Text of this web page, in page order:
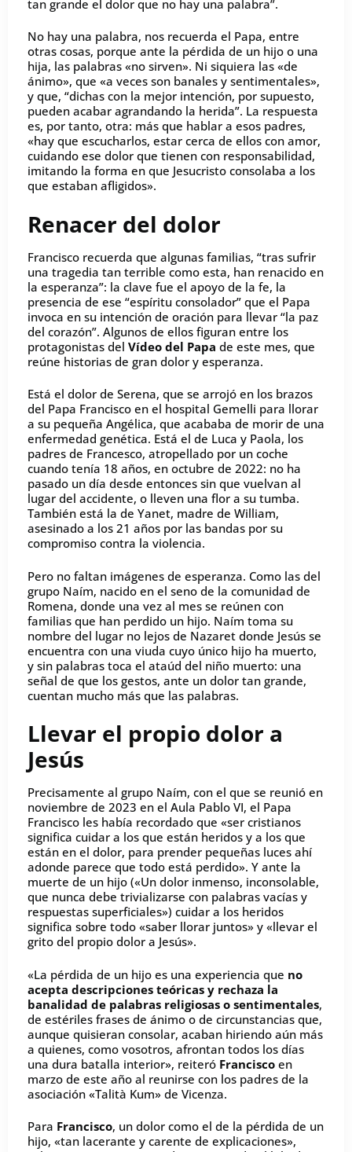
tan grande el dolor que no hay una palabra”.
No hay una palabra, nos recuerda el Papa, entre
otras cosas, porque ante la pérdida de un hijo o una
hija, las palabras «no sirven». Ni siquiera las «de
ánimo», que «a veces son banales y sentimentales»,
y que, “dichas con la mejor intención, por supuesto,
pueden acabar agrandando la herida”. La respuesta
es, por tanto, otra: más que hablar a esos padres,
«hay que escucharlos, estar cerca de ellos con amor,
cuidando ese dolor que tienen con responsabilidad,
imitando la forma en que Jesucristo consolaba a los
que estaban afligidos».
Renacer del dolor
Francisco recuerda que algunas familias, “tras sufrir
una tragedia tan terrible como esta, han renacido en
la esperanza”: la clave fue el apoyo de la fe, la
presencia de ese “espíritu consolador” que el Papa
invoca en su intención de oración para llevar “la paz
del corazón”. Algunos de ellos figuran entre los
protagonistas del Vídeo del Papa de este mes, que
reúne historias de gran dolor y esperanza.
Está el dolor de Serena, que se arrojó en los brazos
del Papa Francisco en el hospital Gemelli para llorar
a su pequeña Angélica, que acababa de morir de una
enfermedad genética. Está el de Luca y Paola, los
padres de Francesco, atropellado por un coche
cuando tenía 18 años, en octubre de 2022: no ha
pasado un día desde entonces sin que vuelvan al
lugar del accidente, o lleven una flor a su tumba.
También está la de Yanet, madre de William,
asesinado a los 21 años por las bandas por su
compromiso contra la violencia.
Pero no faltan imágenes de esperanza. Como las del
grupo Naím, nacido en el seno de la comunidad de
Romena, donde una vez al mes se reúnen con
familias que han perdido un hijo. Naím toma su
nombre del lugar no lejos de Nazaret donde Jesús se
encuentra con una viuda cuyo único hijo ha muerto,
y sin palabras toca el ataúd del niño muerto: una
señal de que los gestos, ante un dolor tan grande,
cuentan mucho más que las palabras.
Llevar el propio dolor a
Jesús
Precisamente al grupo Naím, con el que se reunió en
noviembre de 2023 en el Aula Pablo VI, el Papa
Francisco les había recordado que «ser cristianos
significa cuidar a los que están heridos y a los que
están en el dolor, para prender pequeñas luces ahí
adonde parece que todo está perdido». Y ante la
muerte de un hijo («Un dolor inmenso, inconsolable,
que nunca debe trivializarse con palabras vacías y
respuestas superficiales») cuidar a los heridos
significa sobre todo «saber llorar juntos» y «llevar el
grito del propio dolor a Jesús».
«La pérdida de un hijo es una experiencia que no
acepta descripciones teóricas y rechaza la
banalidad de palabras religiosas o sentimentales,
de estériles frases de ánimo o de circunstancias que,
aunque quisieran consolar, acaban hiriendo aún más
a quienes, como vosotros, afrontan todos los días
una dura batalla interior», reiteró Francisco en
marzo de este año al reunirse con los padres de la
asociación «Talità Kum» de Vicenza.
Para Francisco, un dolor como el de la pérdida de un
hijo, «tan lacerante y carente de explicaciones»,